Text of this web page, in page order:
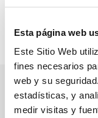
Esta página web
Este Sitio Web
fines necesarios
web y su
estadísticas, y
medir visitas y
Día de la